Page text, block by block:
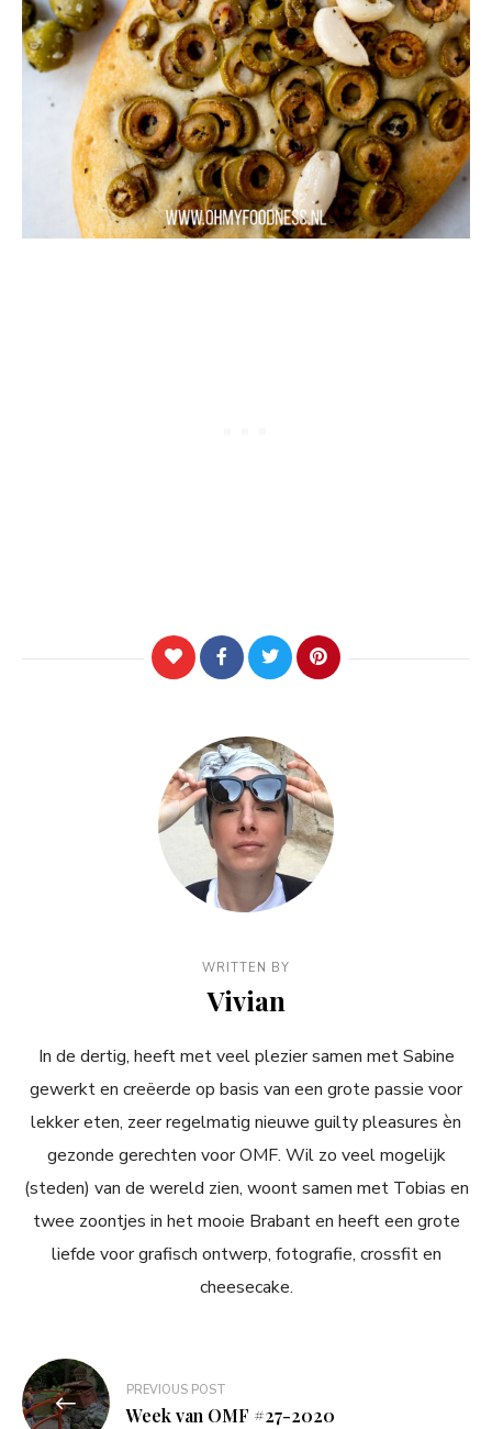
WRITTEN BY
Vivian
In de dertig, heeft met veel plezier samen met Sabine
gewerkt en creëerde op basis van een grote passie voor
lekker eten, zeer regelmatig nieuwe guilty pleasures èn
gezonde gerechten voor OMF. Wil zo veel mogelijk
(steden) van de wereld zien, woont samen met Tobias en
twee zoontjes in het mooie Brabant en heeft een grote
liefde voor grafisch ontwerp, fotografie, crossfit en
cheesecake.
Bericht
navigatie
PREVIOUS POST
Week van OMF #27-2020